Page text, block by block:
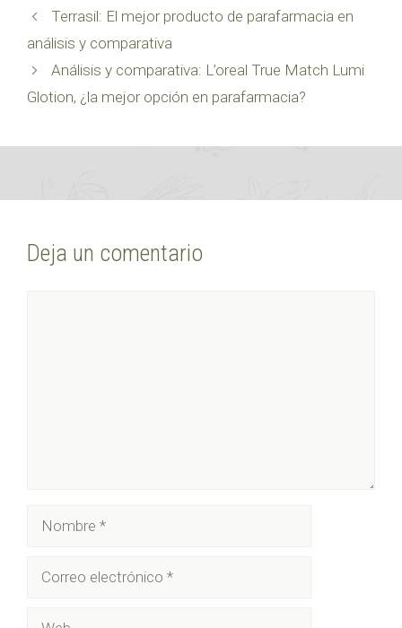
Terrasil: El mejor producto de parafarmacia en
análisis y comparativa
Análisis y comparativa: L’oreal True Match Lumi
Glotion, ¿la mejor opción en parafarmacia?
Deja un comentario